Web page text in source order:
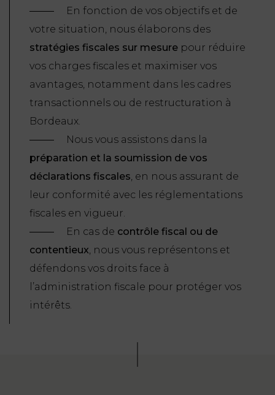
En fonction de vos objectifs et de
votre situation, nous élaborons des
stratégies fiscales sur mesure pour réduire
vos charges fiscales et maximiser vos
avantages, notamment dans les cadres
transactionnels ou de restructuration à
Bordeaux.
Nous vous assistons dans la
préparation et la soumission de vos
déclarations fiscales , en nous assurant de
leur conformité avec les réglementations
fiscales en vigueur.
En cas de contrôle fiscal ou de
contentieux , nous vous représentons et
défendons vos droits face à
l’administration fiscale pour protéger vos
intérêts.